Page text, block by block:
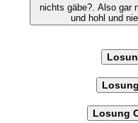
nichts gäbe?. Also gar nichts, überhaupt nichts - alles leer
und hohl und
Losung